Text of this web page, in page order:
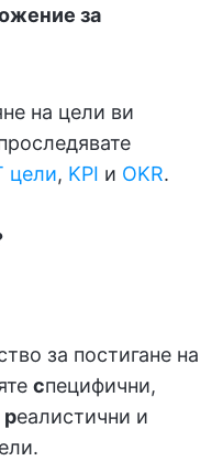
за
на цели ви
цели, KPI и OKR.
за постигане на
специфични,
реалистични и